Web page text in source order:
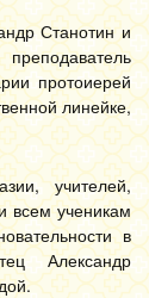
Станотин и
протоиерей
линейке,
учителей,
всем ученикам
в
Александр